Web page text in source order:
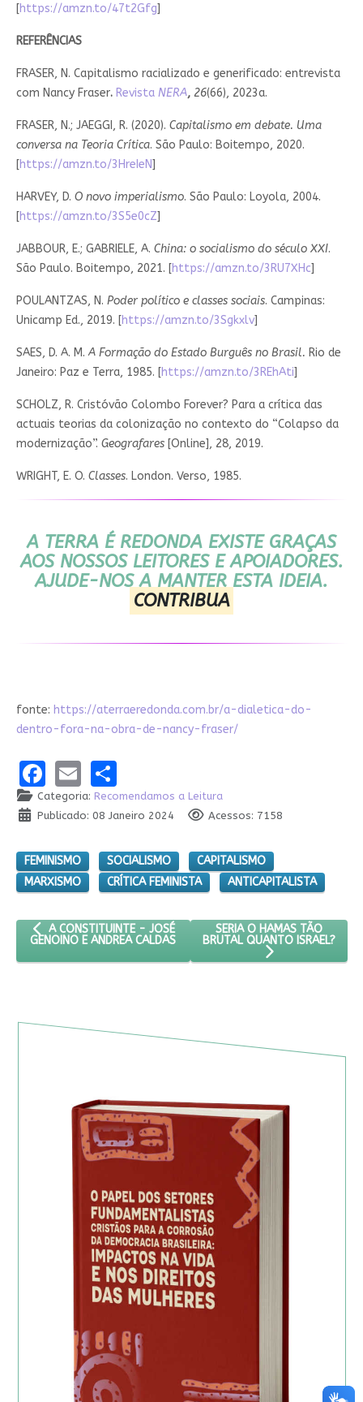
[https://amzn.to/47t2Gfg]
REFERÊNCIAS
FRASER, N. Capitalismo racializado e generificado: entrevista
com Nancy Fraser. Revista NERA, 26(66), 2023a.
FRASER, N.; JAEGGI, R. (2020). Capitalismo em debate. Uma
conversa na Teoria Crítica. São Paulo: Boitempo, 2020.
[https://amzn.to/3HreIeN]
HARVEY, D. O novo imperialismo. São Paulo: Loyola, 2004.
[https://amzn.to/3S5e0cZ]
JABBOUR, E.; GABRIELE, A. China: o socialismo do século XXI.
São Paulo. Boitempo, 2021. [https://amzn.to/3RU7XHc]
POULANTZAS, N. Poder político e classes sociais. Campinas:
Unicamp Ed., 2019. [https://amzn.to/3Sgkxlv]
SAES, D. A. M.A Formação do Estado Burguês no Brasil. Rio de
Janeiro: Paz e Terra, 1985. [https://amzn.to/3REhAti]
SCHOLZ, R. Cristóvão Colombo Forever? Para a crítica das
actuais teorias da colonização no contexto do “Colapso da
modernização”. Geografares [Online], 28, 2019.
WRIGHT, E. O. Classes. London. Verso, 1985.
A TERRA É REDONDA EXISTE GRAÇAS
AOS NOSSOS LEITORES E APOIADORES.
AJUDE-NOS A MANTER ESTA IDEIA.
CONTRIBUA
fonte: https://aterraeredonda.com.br/a-dialetica-do-
dentro-fora-na-obra-de-nancy-fraser/
Facebook
EmailShare
Categoria: Recomendamos a Leitura
Publicado: 08 Janeiro 2024
Acessos: 7158
FEMINISMO SOCIALISMO
CAPITALISMO
MARXISMO
CRÍTICA FEMINISTA ANTICAPITALISTA
ARTIGO ANTERIOR: A CONSTITUINTE - JOSÉ GENOINO E
A CONSTITUINTE - JOSÉ
GENOINO E ANDREA CALDAS
PRÓXIMO ARTIGO: SERIA O
SERIA O HAMAS TÃO
BRUTAL QUANTO ISRAEL?